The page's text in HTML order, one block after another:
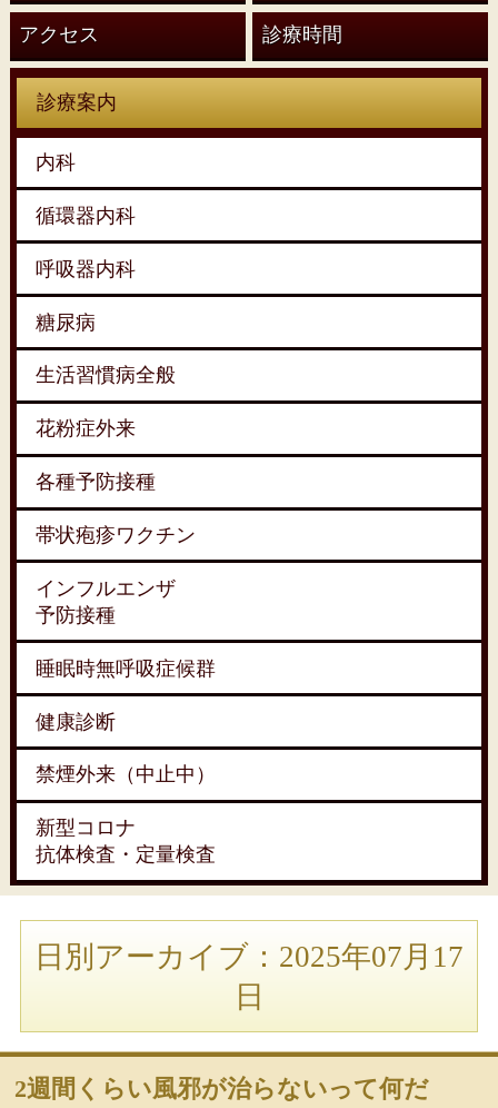
アクセス 診療時間
診療案内
内科
循環器内科
呼吸器内科
糖尿病
生活習慣病全般
花粉症外来
各種予防接種
帯状疱疹ワクチン
インフルエンザ
予防接種
睡眠時無呼吸症候群
健康診断
禁煙外来（中止中）
新型コロナ
抗体検査・定量検査
日別アーカイブ：2025年07月17
日
2週間くらい風邪が治らないって何だ